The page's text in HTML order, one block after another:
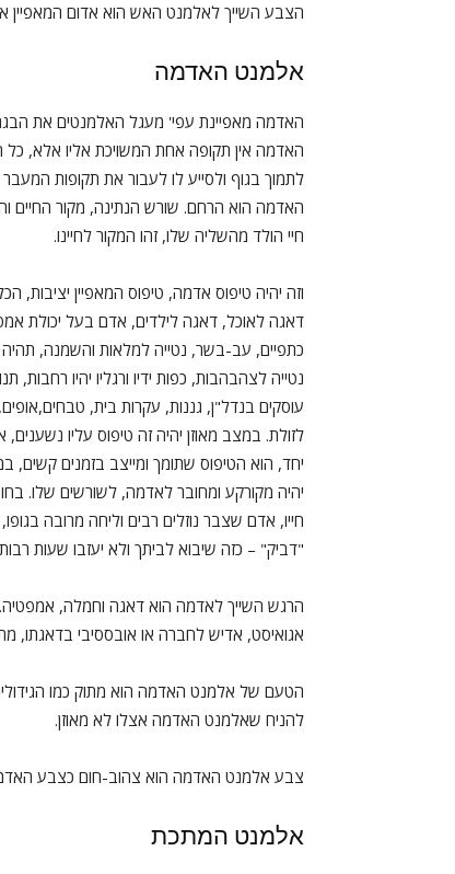
הצבע השייך לאלמנט האש הוא אדום
אלמנט האדמה
האדמה מאפיינת עפי' מעגל האלמנטים את
האדמה אין תקופה אחת המשויכת אליו אלא, כל
לתמוך בגוף ולסייע לו לעבור את תקופות
האדמה הוא הרחם. שורש הנתינה, מקור החיים
חיי הולד מהשליה שלו, זהו המקור לחיינו.
וזה יהיה טיפוס אדמה, טיפוס המאפיין
דאגה לאוכל, דאגה לילדים, אדם בעל יכולת
כתפיים, עב-בשר, נטייה למלאות והשמנה, תהיה
נטייה לצהבהבות, כפות ידיו ורגליו יהיו
עוסקים בנדל"ן, גננות, עקרות בית,
לזולת. במצב מאוזן יהיה זה טיפוס עליו נשענים,
יחד, הוא הטיפוס שתומך ומייצב בזמנים קשים,
יהיה מקורקע ומחובר לאדמה, לשורשים שלו.
חייו, אדם שצבר נוזלים רבים וליחה מרובה
"דביק" – כזה שיבוא לביתך ולא יעזבו שעות
הרגש השייך לאדמה הוא דאגה וחמלה, אמפטיה.
אגואיסט, אדיש לחברה או אובססיבי בדאגתו,
הטעם של אלמנט האדמה הוא מתוק כמו
להניח שאלמנט האדמה אצלו לא מאוזן.
צבע אלמנט האדמה הוא צהוב-חום כצבע
אלמנט המתכת